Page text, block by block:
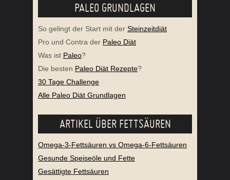
PALEO GRUNDLAGEN
So gelingt der Start mit der Steinzeitdiät
Pro und Contra der Paleo Diät
Was ist Paleo?
Die besten Paleo Diät Rezepte?
30 Tage Challenge
Alle Paleo Diät Grundlagen
ARTIKEL ÜBER FETTSÄUREN
Omega-3-Fettsäuren vs Omega-6-Fettsäuren
Gesunde Speiseöle und Fette
Gesättigte Fettsäuren